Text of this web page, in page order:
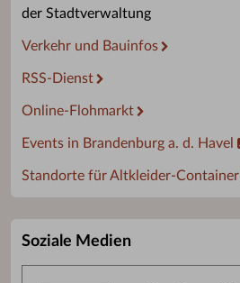
der Stadtverwaltung
Verkehr und Bauinfos
RSS-Dienst
Online-Flohmarkt
Events in Brandenburg a. d. Havel
Standorte für Altkleider-Container
Soziale Medien